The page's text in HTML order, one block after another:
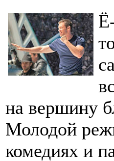
на вершину
Молодой
комедиях и